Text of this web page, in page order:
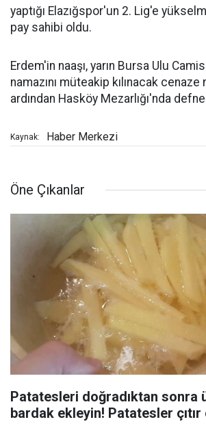
yaptığı Elazığspor'un 2. Lig'e
pay sahibi oldu.
Erdem'in naaşı, yarın Bursa Ulu
namazını müteakip kılınacak cenaze
ardından Hasköy Mezarlığı'nda
Kaynak: Haber Merkezi
Öne Çıkanlar
Patatesleri doğradıktan sonra
bardak ekleyin! Patatesler çıtır